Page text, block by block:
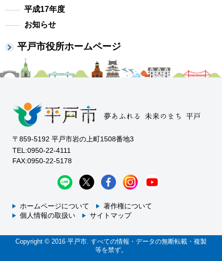
平成17年度
お知らせ
平戸市役所ホームページ
〒859-5192 平戸市岩の上町1508番地3
TEL:0950-22-4111
FAX:0950-22-5178
ホームページについて
著作権について
個人情報の取扱い
サイトマップ
Copyright © 2016 平戸市. すべての情報・データの無断転載・複製
等を禁ず。